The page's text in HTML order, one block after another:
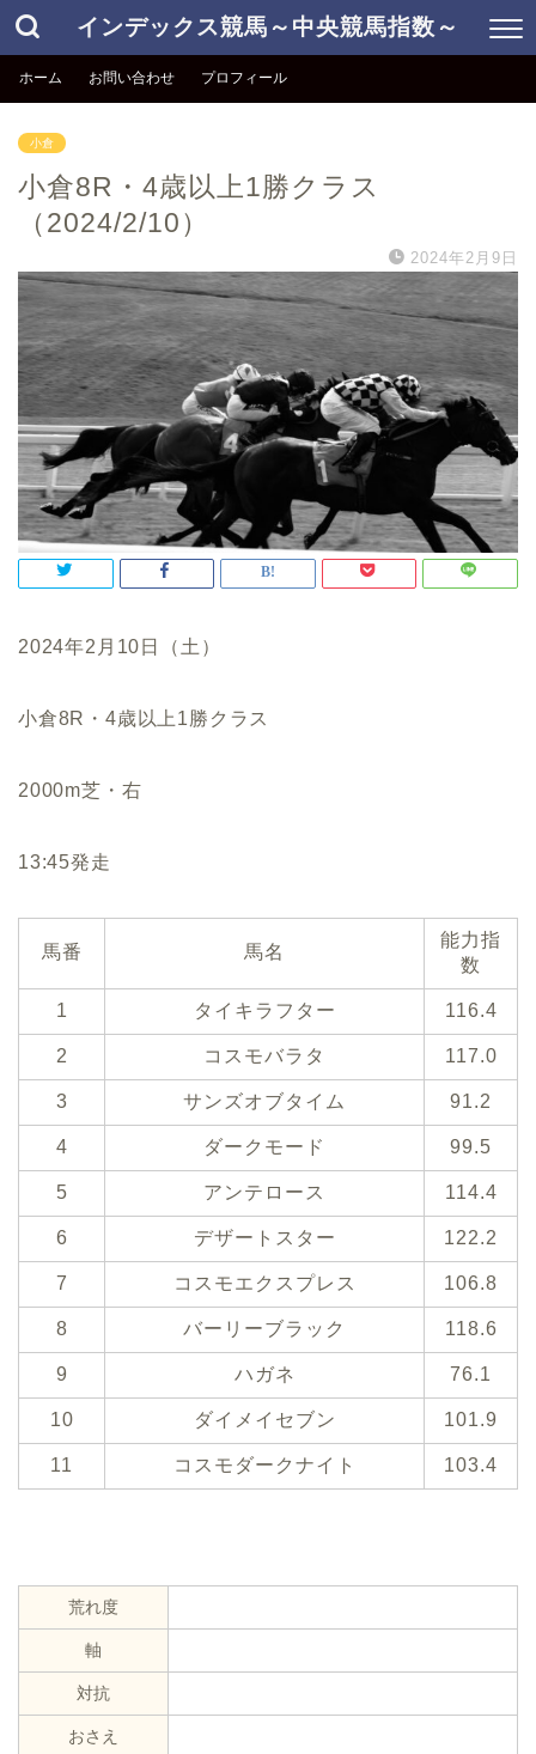
インデックス競馬～中央競馬指数～
ホーム お問い合わせ プロフィール
小倉
小倉8R・4歳以上1勝クラス
（2024/2/10）
2024年2月9日
2024年2月10日（土）
小倉8R・4歳以上1勝クラス
2000m芝・右
13:45発走
馬番 馬名
能力指
数
1 タイキラフター 116.4
2 コスモバラタ 117.0
3 サンズオブタイム 91.2
4 ダークモード 99.5
5 アンテロース 114.4
6 デザートスター 122.2
7 コスモエクスプレス 106.8
8 バーリーブラック 118.6
9 ハガネ 76.1
10 ダイメイセブン 101.9
11 コスモダークナイト 103.4
荒れ度
軸
対抗
おさえ